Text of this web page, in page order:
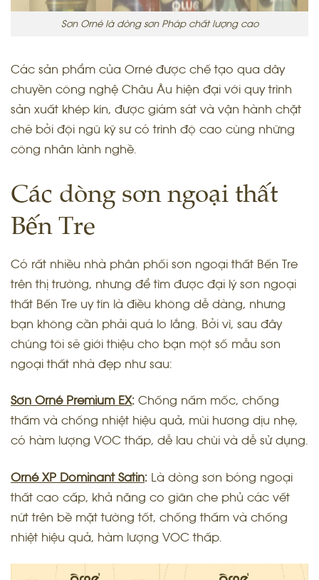
Sơn Orné là dòng sơn Pháp chất lượng cao
Các sản phẩm của Orné được chế tạo qua dây
chuyền công nghệ Châu Âu hiện đại với quy trình
sản xuất khép kín, được giám sát và vận hành chặt
chẽ bởi đội ngũ kỹ sư có trình độ cao cùng những
công nhân lành nghề.
Các dòng sơn ngoại thất
Bến Tre
Có rất nhiều nhà phân phối sơn ngoại thất Bến Tre
trên thị trường, nhưng để tìm được đại lý sơn ngoại
thất Bến Tre uy tín là điều không dễ dàng, nhưng
bạn không cần phải quá lo lắng. Bởi vì, sau đây
chúng tôi sẽ giới thiệu cho bạn một số mẫu sơn
ngoại thất nhà đẹp như sau:
Sơn Orné Premium EX: Chống nấm mốc, chống
thấm và chống nhiệt hiệu quả, mùi hương dịu nhẹ,
có hàm lượng VOC thấp, dễ lau chùi và dễ sử dụng.
Orné XP Dominant Satin: Là dòng sơn bóng ngoại
thất cao cấp, khả năng co giãn che phủ các vết
nứt trên bề mặt tường tốt, chống thấm và chống
nhiệt hiệu quả, hàm lượng VOC thấp.